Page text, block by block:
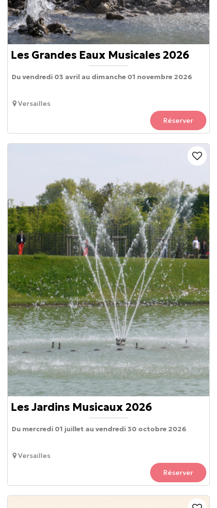
Les Grandes Eaux Musicales 2026
Versailles
Du vendredi 03 avril au dimanche 01 novembre 2026
Réserver
Les Jardins Musicaux 2026
Versailles
Du mercredi 01 juillet au vendredi 30 octobre 2026
Réserver